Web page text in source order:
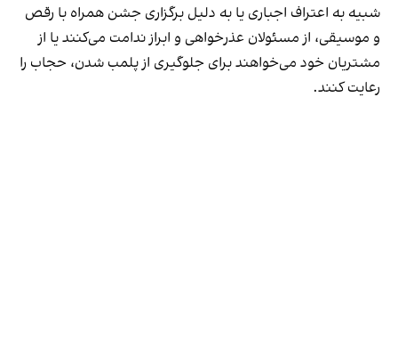
شبیه به اعتراف اجباری یا به دلیل برگزاری جشن همراه با رقص
و موسیقی، از مسئولان عذرخواهی و ابراز ندامت می‌کنند یا از
مشتریان خود می‌خواهند برای جلوگیری از پلمب شدن، حجاب را
رعایت کنند.